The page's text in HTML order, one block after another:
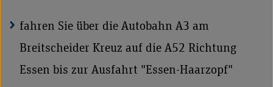
fahren Sie über die Autobahn A3 am
Breitscheider Kreuz auf die A52 Richtung
Essen bis zur Ausfahrt "Essen-Haarzopf"